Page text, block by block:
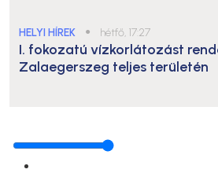
HELYI HÍREK ● hétfő, 17:27
I. fokozatú vízkorlátozást
Zalaegerszeg teljes területén